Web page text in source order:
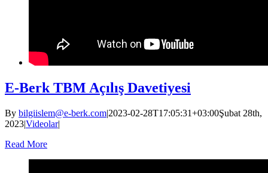
E-Berk TBM Açılış Davetiyesi
By bilgiislem@e-berk.com|2023-02-28T17:05:31+03:00Şubat 28th,
2023|Videolar|
Read More